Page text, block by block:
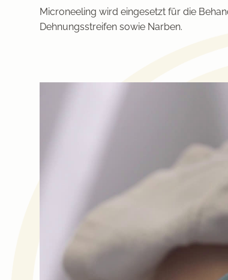
Microneeling wird eingesetzt für die
Dehnungsstreifen sowie Narben.